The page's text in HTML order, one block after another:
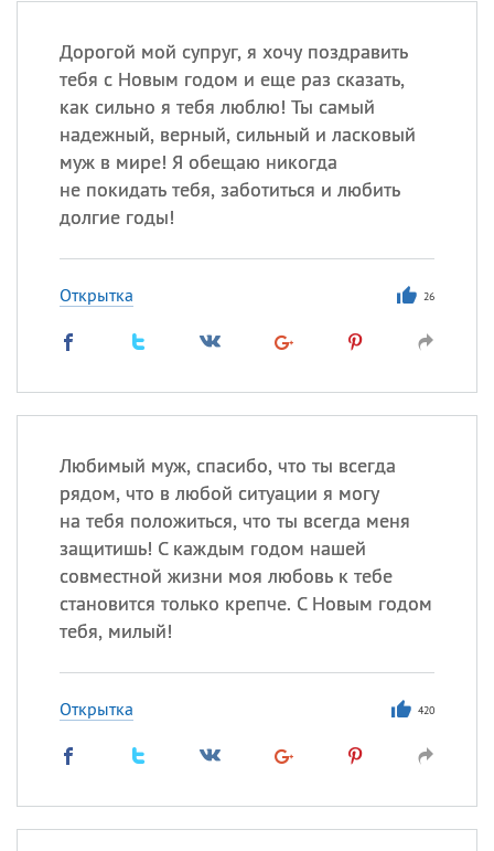
Дорогой мой супруг, я хочу поздравить
тебя с Новым годом и еще раз сказать,
как сильно я тебя люблю! Ты самый
надежный, верный, сильный и ласковый
муж в мире! Я обещаю никогда
не покидать тебя, заботиться и любить
долгие годы!
Открытка 26
Любимый муж, спасибо, что ты всегда
рядом, что в любой ситуации я могу
на тебя положиться, что ты всегда меня
защитишь! С каждым годом нашей
совместной жизни моя любовь к тебе
становится только крепче. С Новым годом
тебя, милый!
Открытка 420